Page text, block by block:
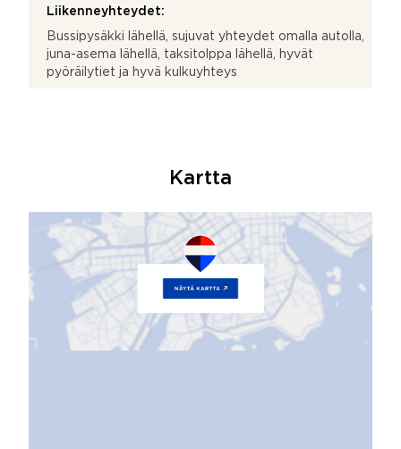
Liikenneyhteydet:
Bussipysäkki lähellä, sujuvat yhteydet omalla autolla,
juna-asema lähellä, taksitolppa lähellä, hyvät
pyöräilytiet ja hyvä kulkuyhteys
Kartta